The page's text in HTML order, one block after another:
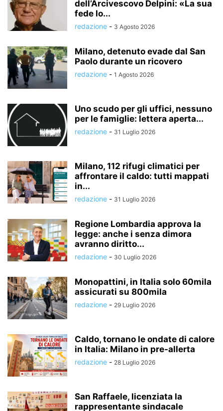
dell’Arcivescovo Delpini: «La sua
fede lo...
redazione - 3 Agosto 2026
Milano, detenuto evade dal San
Paolo durante un ricovero
redazione - 1 Agosto 2026
Uno scudo per gli uffici, nessuno
per le famiglie: lettera aperta...
redazione - 31 Luglio 2026
Milano, 112 rifugi climatici per
affrontare il caldo: tutti mappati
in...
redazione - 31 Luglio 2026
Regione Lombardia approva la
legge: anche i senza dimora
avranno diritto...
redazione - 30 Luglio 2026
Monopattini, in Italia solo 60mila
assicurati su 800mila
redazione - 29 Luglio 2026
Caldo, tornano le ondate di calore
in Italia: Milano in pre-allerta
redazione - 28 Luglio 2026
San Raffaele, licenziata la
rappresentante sindacale